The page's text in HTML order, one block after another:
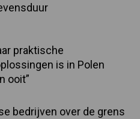
praktische
is in Polen
ooit”
bedrijven over de grens